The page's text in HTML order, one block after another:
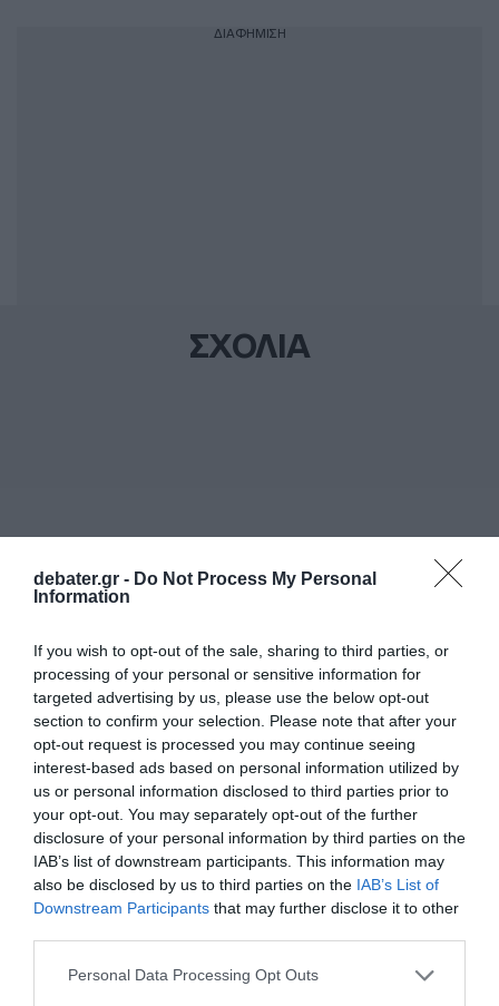
debater.gr - Do Not Process My Personal
Information
If you wish to opt-out of the sale, sharing to third parties, or
processing of your personal or sensitive information for
targeted advertising by us, please use the below opt-out
section to confirm your selection. Please note that after your
opt-out request is processed you may continue seeing
interest-based ads based on personal information utilized by
us or personal information disclosed to third parties prior to
your opt-out. You may separately opt-out of the further
disclosure of your personal information by third parties on the
IAB’s list of downstream participants. This information may
also be disclosed by us to third parties on the IAB’s List of
Downstream Participants that may further disclose it to other
Please note that this website/app uses one or more Google
Personal Data Processing Opt Outs
ΔΙΑΦΗΜΙΣΗ
ΣΧΟΛΙΑ